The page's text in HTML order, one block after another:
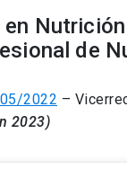
de
2022 –
2023)